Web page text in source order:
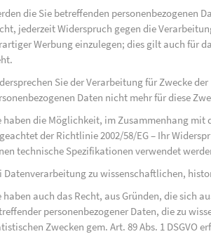
die Sie betreffenden personenbezogenen
jederzeit Widerspruch gegen die
Werbung einzulegen; dies gilt auch für
Sie der Verarbeitung für Zwecke
Daten nicht mehr für diese
haben die Möglichkeit, im Zusammenhang
der Richtlinie 2002/58/EG – Ihr
technische Spezifikationen verwendet
Datenverarbeitung zu wissenschaftlichen,
haben auch das Recht, aus Gründen, die sich
personenbezogener Daten, die zu
Zwecken gem. Art. 89 Abs. 1 DSGVO